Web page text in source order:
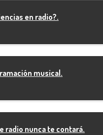
en radio?.
musical.
radio nunca te contará.